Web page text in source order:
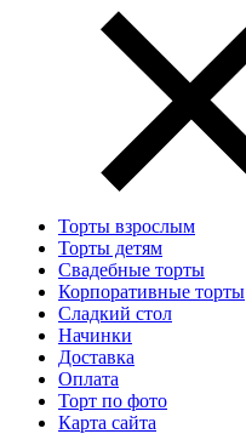
Торты взрослым
Торты детям
Свадебные торты
Корпоративные торты
Сладкий стол
Начинки
Доставка
Оплата
Торт по фото
Карта сайта